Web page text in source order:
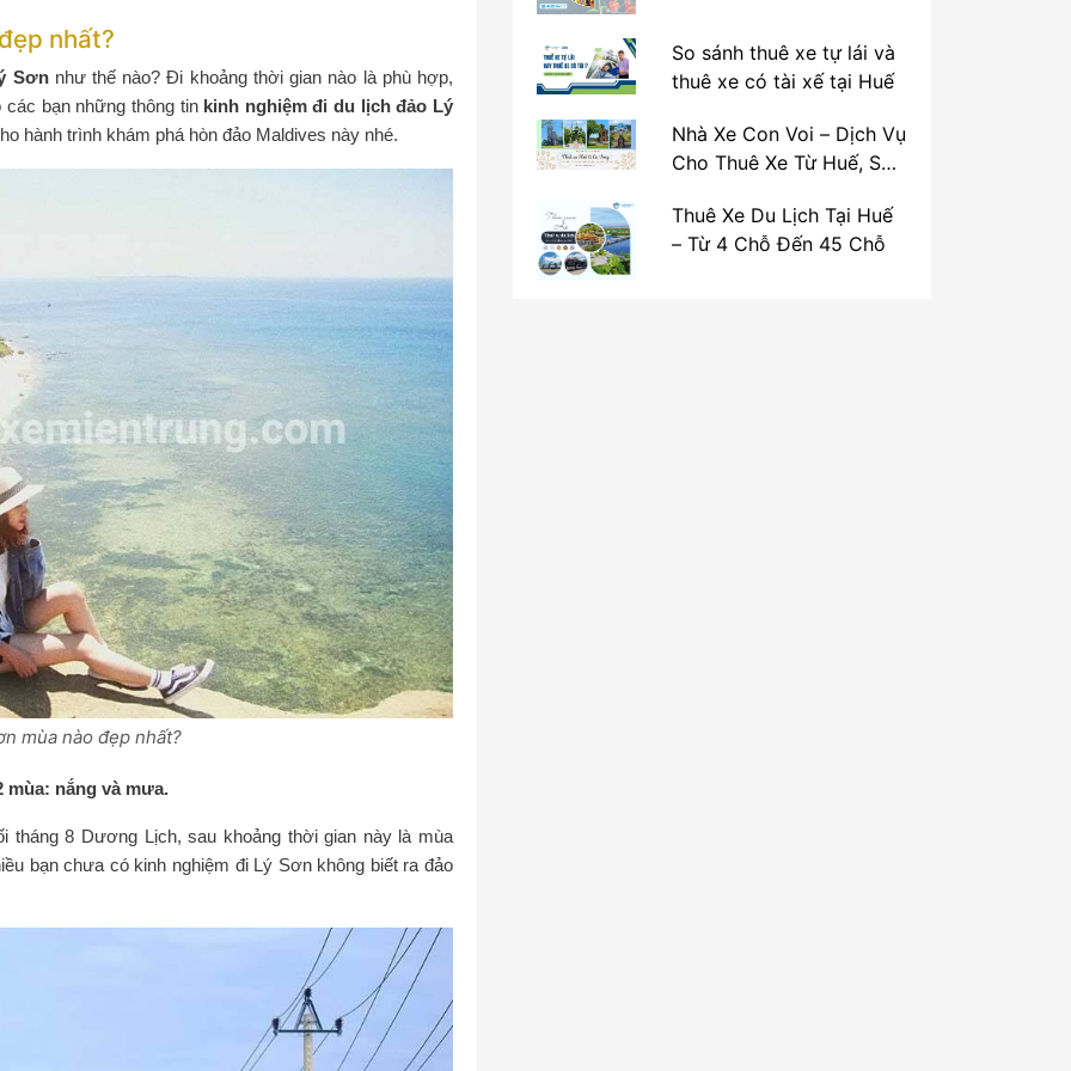
nhất?
Sơnnhư thế nào? Đi khoảng thời gian nào là phù hợp,
các bạn những thông tin kinh nghiệm đi du lịch đảo Lý
hành trình khám phá hòn đảo Maldives này nhé.
mùa nào đẹp nhất?
nắng và mưa.
tháng 8 Dương Lịch, sau khoảng thời gian này là mùa
bạn chưa có kinh nghiệm đi Lý Sơn không biết ra đảo
So sánh thuê xe tự lái và
thuê xe có tài xế tại Huế
Nhà Xe Con Voi – Dịch Vụ
Cho Thuê Xe Từ Huế, Sân
La Vang
Thuê Xe Du Lịch Tại Huế
– Từ 4 Chỗ Đến 45 Chỗ